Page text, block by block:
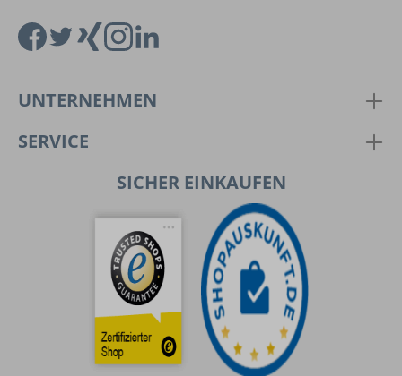
UNTERNEHMEN
SERVICE
SICHER EINKAUFEN